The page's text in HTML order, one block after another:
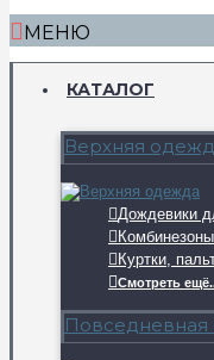
МЕНЮ
КАТАЛОГ
Верхняя
Дождевики
Куртки,
Смотреть